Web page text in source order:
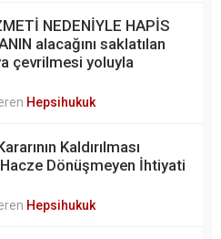
NEDENİYLE HAPİS
alacağını saklatılan
çevrilmesi yoluyla
Hepsihukuk
Kaldırılması
Dönüşmeyen İhtiyati
Hepsihukuk